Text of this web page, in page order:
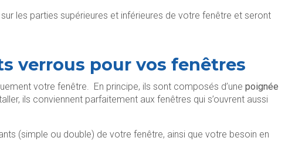
les parties supérieures et inférieures de votre fenêtre et seront
verrous pour vos fenêtres
votre fenêtre. En principe, ils sont composés d’une poignée
ils conviennent parfaitement aux fenêtres qui s’ouvrent aussi
(simple ou double) de votre fenêtre, ainsi que votre besoin en